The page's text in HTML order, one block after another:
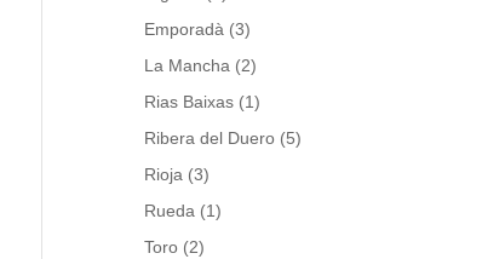
Emporadà (3)
La Mancha (2)
Rias Baixas (1)
Ribera del Duero (5)
Rioja (3)
Rueda (1)
Toro (2)